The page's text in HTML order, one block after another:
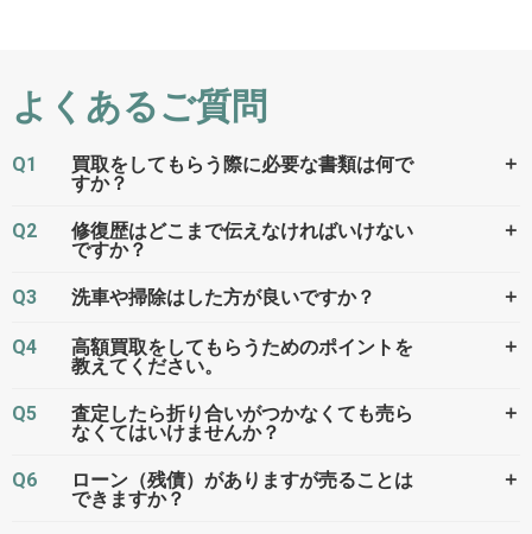
よくあるご質問
Q1
買取をしてもらう際に必要な書類は何で
すか？
＋
Q2
修復歴はどこまで伝えなければいけない
ですか？
＋
Q3 洗車や掃除はした方が良いですか？ ＋
Q4
高額買取をしてもらうためのポイントを
教えてください。
＋
Q5
査定したら折り合いがつかなくても売ら
なくてはいけませんか？
＋
Q6
ローン（残債）がありますが売ることは
できますか？
＋